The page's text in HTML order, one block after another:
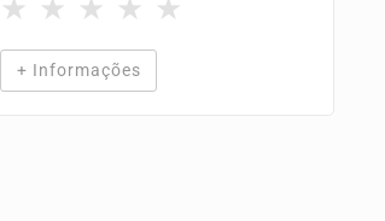
★ ★ ★ ★ ★
+ Informações